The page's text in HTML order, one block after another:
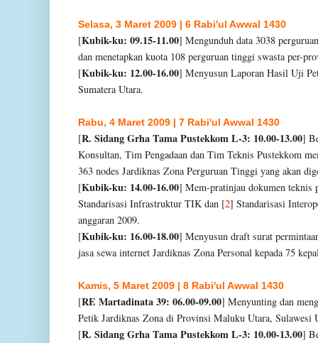
Selasa, 3 Maret 2009 | 6 Rabi'ul Awwal 1430
[Kubik-ku: 09.15-11.00] Mengunduh data 3038
dan menetapkan kuota 108 perguruan tinggi swasta per-
[Kubik-ku: 12.00-16.00] Menyusun Laporan Hasil Uji
Sumatera Utara.
Rabu, 4 Maret 2009 | 7 Rabi'ul Awwal 1430
[R. Sidang Grha Tama Pustekkom L-3: 10.00-13.00]
Konsultan, Tim Pengadaan dan Tim Teknis Pustekkom
363 nodes Jardiknas Zona Perguruan Tinggi yang akan
[Kubik-ku: 14.00-16.00] Mem-pratinjau dokumen teknis
Standarisasi Infrastruktur TIK dan [2] Standarisasi
anggaran 2009.
[Kubik-ku: 16.00-18.00] Menyusun draft surat
jasa sewa internet Jardiknas Zona Personal kepada75
Kamis, 5 Maret 2009 | 8 Rabi'ul Awwal 1430
[RE Martadinata 39: 06.00-09.00] Menyunting dan
Petik Jardiknas Zona di Provinsi Maluku Utara, Sulawesi
[R. Sidang Grha Tama Pustekkom L-3: 10.00-13.00]